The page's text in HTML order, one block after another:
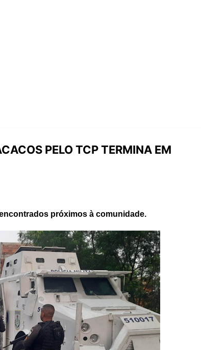
PELO TCP TERMINA EM
próximos à comunidade.